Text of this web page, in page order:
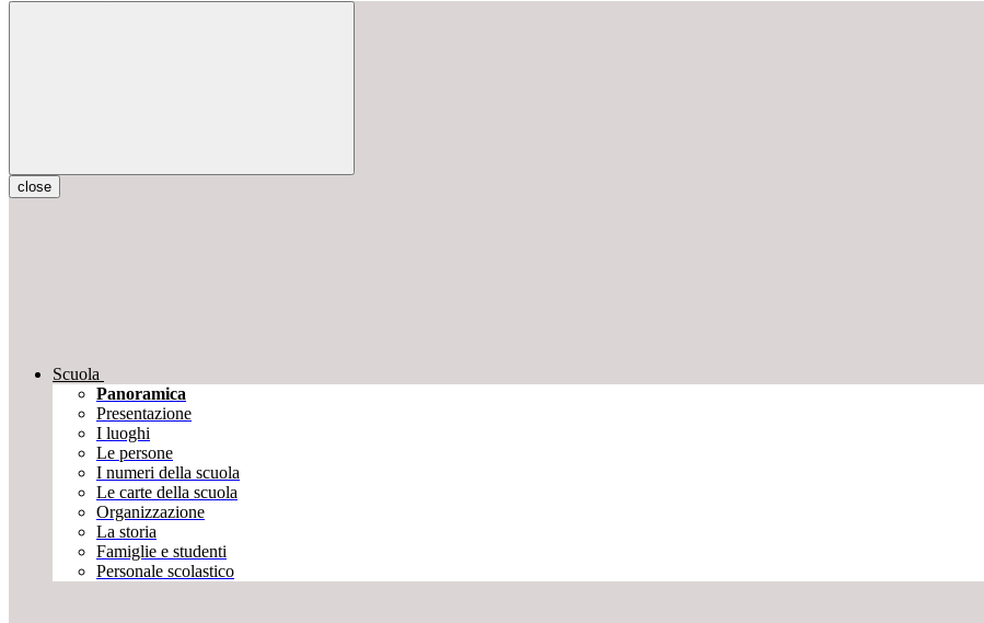
close
Scuola
Panoramica
Presentazione
I luoghi
Le persone
I numeri della scuola
Le carte della scuola
Organizzazione
La storia
Famiglie e studenti
Personale scolastico